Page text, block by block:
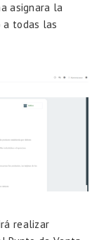
asignara la
a todas las
realizar